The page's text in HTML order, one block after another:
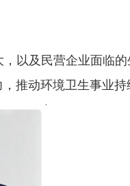
以及民营企业面临
推动环境卫生事业持